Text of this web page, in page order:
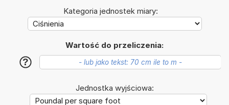
Kategoria jednostek miary:
Wartość do przeliczenia:
?
Jednostka wyjściowa: